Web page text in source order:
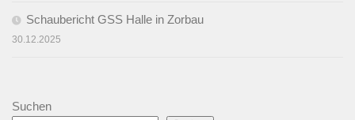
Schaubericht GSS Halle in Zorbau
30.12.2025
Suchen